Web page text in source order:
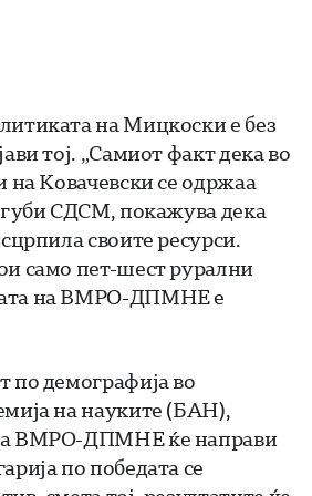
на Мицкоски е без
тој. „Самиот факт дека во
на Ковачевски се одржаа
СДСМ, покажува дека
своите ресурси.
само пет-шест рурални
на ВМРО-ДПМНЕ е
по демографија во
на науките (БАН),
ВМРО-ДПМНЕ ќе направи
по победата се